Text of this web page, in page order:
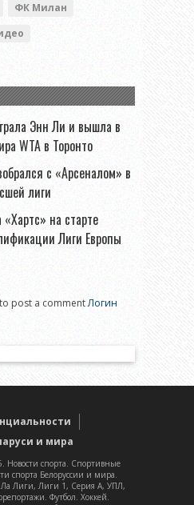
ФК Милан
Энн Ли и вышла в
WTA в Торонто
с «Арсеналом» в
лиги
на старте
Лиги Европы
post a commentЛогин
и мира
спорта. Спортивные
спорта Белоруссии и мира.
Лиги, Лиги 1, Серия А, УПЛ,
Футбол. Хоккей.